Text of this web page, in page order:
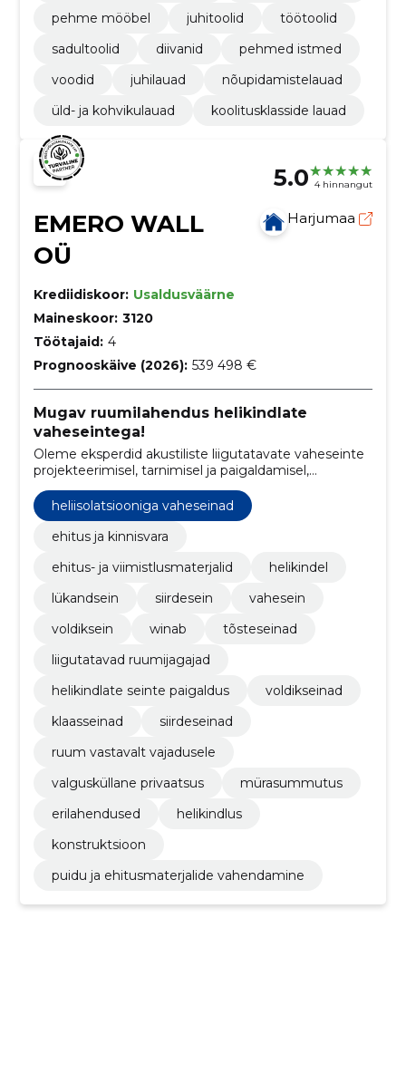
pehme mööbel
juhitoolid
töötoolid
sadultoolid
diivanid
pehmed istmed
voodid
juhilauad
nõupidamistelauad
üld- ja kohvikulauad
koolitusklasside lauad
5.0 4 hinnangut
EMERO WALL
OÜ
Harjumaa
Krediidiskoor: Usaldusväärne
Maineskoor: 3120
Töötajaid: 4
Prognooskäive (2026): 539 498 €
Mugav ruumilahendus helikindlate
vaheseintega!
Oleme eksperdid akustiliste liigutatavate vaheseinte
projekteerimisel, tarnimisel ja paigaldamisel,
ruumide jagamiseks.
heliisolatsiooniga vaheseinad
ehitus ja kinnisvara
ehitus- ja viimistlusmaterjalid
helikindel
lükandsein
siirdesein
vahesein
voldiksein
winab
tõsteseinad
liigutatavad ruumijagajad
helikindlate seinte paigaldus
voldikseinad
klaasseinad
siirdeseinad
ruum vastavalt vajadusele
valgusküllane privaatsus
mürasummutus
erilahendused
helikindlus
konstruktsioon
puidu ja ehitusmaterjalide vahendamine